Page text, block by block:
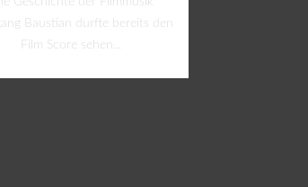
Baustian durfte bereits den
Film Score sehen...